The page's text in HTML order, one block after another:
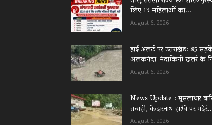
लिए 13 महिलाओं का...
August 6, 2026
हाई अलर्ट पर उत्तराखंड: 85
अलकनंदा-मंदाकिनी खतरे के
August 6, 2026
News Update : मूसलाधार
तबाही, केदारनाथ हाईवे पर
August 6, 2026